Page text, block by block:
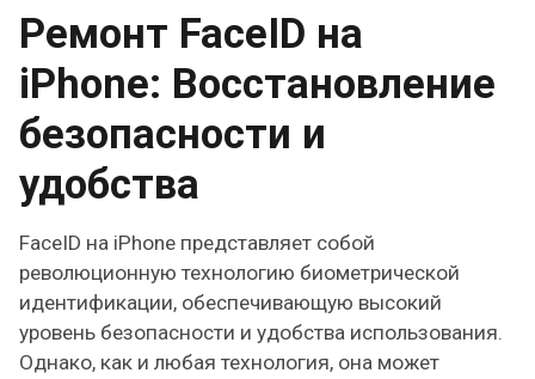
Ремонт FaceID на
iPhone: Восстановление
безопасности и
удобства
FaceID на iPhone представляет собой
революционную технологию биометрической
идентификации, обеспечивающую высокий
уровень безопасности и удобства использования.
Однако, как и любая технология, она может